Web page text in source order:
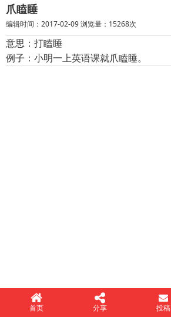
爪瞌睡
编辑时间：2017-02-09 浏览量：15268次
意思：打瞌睡
例子：小明一上英语课就爪瞌睡。
首页 分享 投稿